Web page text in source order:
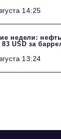
14:25
недели:
USD за
13:24